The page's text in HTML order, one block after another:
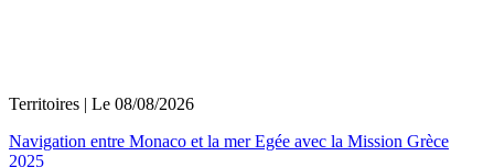
Territoires | Le 08/08/2026
Navigation entre Monaco et la mer Egée avec la Mission Grèce
2025